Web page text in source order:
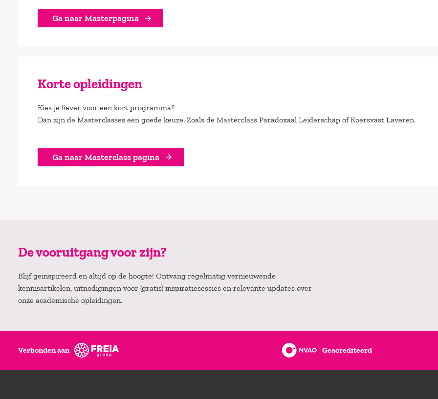
Ga naar Masterpagina
Korte opleidingen
Kies je liever voor een kort programma?
Dan zijn de Masterclasses een goede keuze. Zoals de Masterclass Paradoxaal Leiderschap of Koersvast Laveren.
Ga naar Masterclass pagina
De vooruitgang voor zijn?
Blijf geïnspireerd en altijd op de hoogte! Ontvang regelmatig vernieuwende
kennisartikelen, uitnodigingen voor (gratis) inspiratiesessies en relevante updates over
onze academische opleidingen.
Verbonden aan Geacrediteerd